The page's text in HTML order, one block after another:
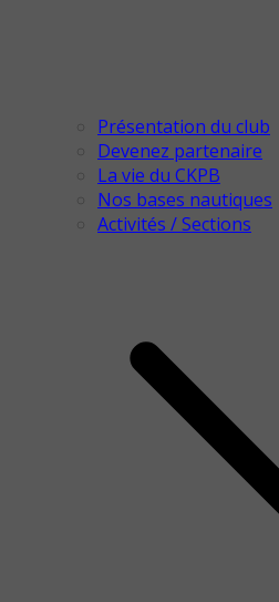
Présentation du club
Devenez partenaire
La vie du CKPB
Nos bases nautiques
Activités / Sections